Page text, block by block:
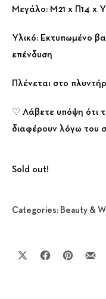
Μεγάλο: Μ21 x Π14 x
Υλικό: Εκτυπωμένο
επένδυση
Πλένεται στο
♡ Λάβετε υπόψη ότι
διαφέρουν λόγω του
Sold out!
Categories: Beauty &
Share on XShare onShare on